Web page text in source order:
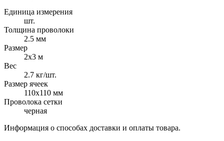
Единица измерения
шт.
Толщина проволоки
2.5 мм
Размер
2х3 м
Вес
2.7 кг/шт.
Размер ячеек
110х110 мм
Проволока сетки
черная
Информация о способах доставки и оплаты товара.